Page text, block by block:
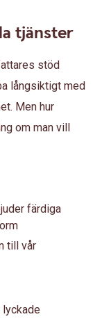
tjänster
stöd
långsiktigt med
Men hur
om man vill
färdiga
till vår
lyckade